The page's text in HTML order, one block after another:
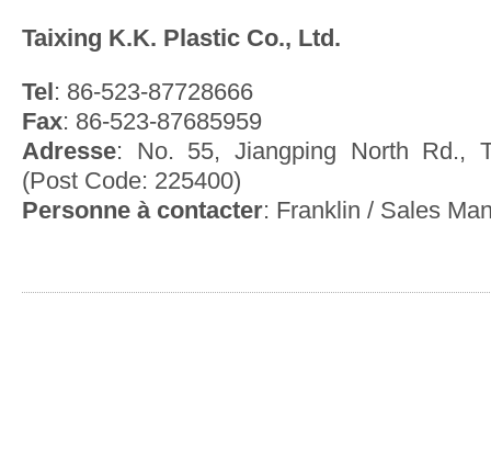
Taixing K.K. Plastic Co., Ltd.
Tel : 86-523-87728666
Fax: 86-523-87685959
Adresse: No. 55, Jiangping North Rd.,
(Post Code: 225400)
Personne à contacter: Franklin / Sales